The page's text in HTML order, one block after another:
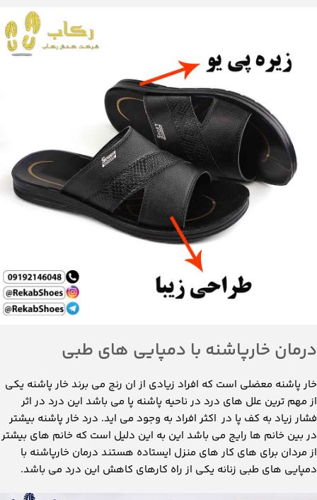
درمان خارپاشنه با دمپایی های طبی
خار پاشنه معضلی است که افراد زیادی از ان رنج می برند خار پاشنه یکی
از مهم ترین علل های درد در ناحیه پاشنه پا می باشد این درد در اثر
فشار زیاد به کف پا در اکثر افراد به وجود می اید. درد خار پاشنه بیشتر
در بین خانم ها رایج می باشد این به این دلیل است که خانم های بیشتر
از مردان برای های کار های منزل ایستاده هستند درمان خارپاشنه با
دمپایی های طبی زنانه یکی از راه کارهای کاهش این درد می باشد.